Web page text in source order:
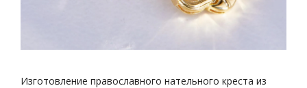
Изготовление православного нательного креста из